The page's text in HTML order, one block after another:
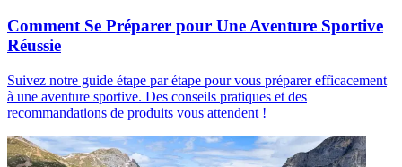
Comment Se Préparer pour Une Aventure Sportive
Réussie
Suivez notre guide étape par étape pour vous préparer efficacement
à une aventure sportive. Des conseils pratiques et des
recommandations de produits vous attendent !